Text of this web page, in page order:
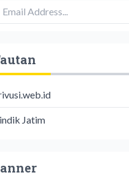
Jatim